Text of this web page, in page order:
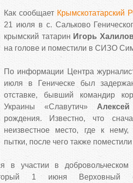
Как сообщает Крымскотатарский
21 июля в с. Сальково
крымский татарин Игорь
на голове и поместили в СИЗО
По информации Центра
июля в Геническе был
отставке, бывший командир
Украины «Славутич»
рождения. Известно, что
неизвестное место, где к нему,
пытки, после чего также
в участии в
1 июня Верховный